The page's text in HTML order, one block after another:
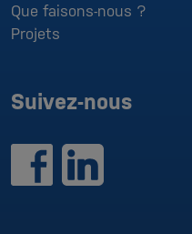
Que faisons-nous ?
Projets
Suivez-nous